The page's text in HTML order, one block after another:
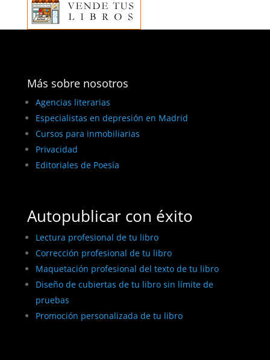
Más sobre nosotros
Agencias literarias
Especialistas en depresión en Madrid
Cursos para inmobiliarias
Privacidad
Editoriales de Poesía
Autopublicar con éxito
Lectura profesional de tu libro
Corrección profesional de tu libro
Maquetación profesional del texto de tu libro
Diseño de cubiertas de tu libro sin límite de
pruebas
Promoción personalizada de tu libro